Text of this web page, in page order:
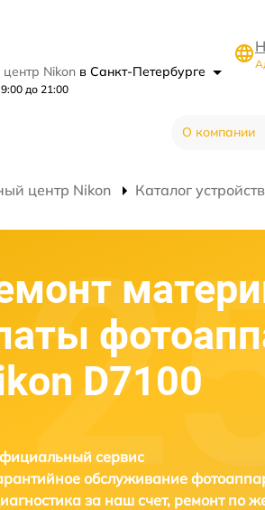
Nikon в Санкт-Петербурге
до 21:00
О компании
центр Nikon Каталог устройств
D7100
сервис
обслуживание
за наш счет, ремонт по